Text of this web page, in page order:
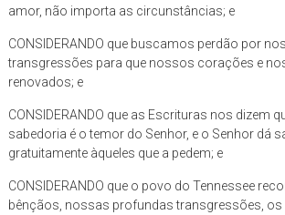
amor, não importa as circunstâncias; e
CONSIDERANDO que buscamos perdão por
transgressões para que nossos corações e
renovados; e
CONSIDERANDO que as Escrituras nos dizem
sabedoria é o temor do Senhor, e o Senhor dá
gratuitamente àqueles que a pedem; e
CONSIDERANDO que o povo do Tennessee
bênçãos, nossas profundas transgressões,